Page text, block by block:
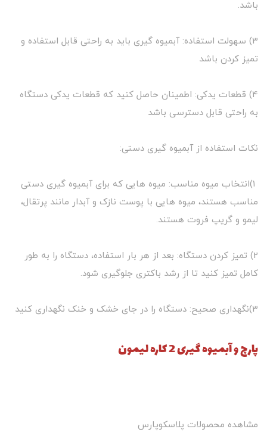
باشد.
3) سهولت استفاده: آبمیوه گیری باید به راحتی قابل استفاده و
تمیز کردن باشد
4) قطعات یدکی: اطمینان حاصل کنید که قطعات یدکی دستگاه
به راحتی قابل دسترسی باشد
نکات استفاده از آبمیوه گیری دستی:
1)انتخاب میوه مناسب: میوه هایی که برای آبمیوه گیری دستی
مناسب هستند، میوه هایی با پوست نازک و آبدار مانند پرتقال،
لیمو و گریپ فروت هستند.
2) تمیز کردن دستگاه: بعد از هر بار استفاده، دستگاه را به طور
کامل تمیز کنید تا از رشد باکتری جلوگیری شود.
3)نگهداری صحیح: دستگاه را در جای خشک و خنک نگهداری کنید
پارچ و آبمیوه گیری 2 کاره لیمون
مشاهده محصولات پلاسکوپارس